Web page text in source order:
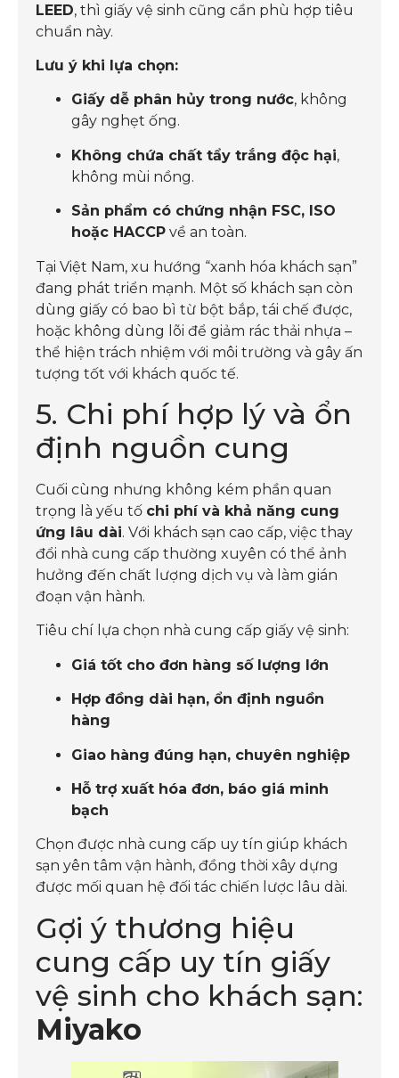
LEED, thì giấy vệ sinh cũng cần phù hợp tiêu
chuẩn này.
Lưu ý khi lựa chọn:
Giấy dễ phân hủy trong nước, không
gây nghẹt ống.
Không chứa chất tẩy trắng độc hại,
không mùi nồng.
Sản phẩm có chứng nhận FSC, ISO
hoặc HACCP về an toàn.
Tại Việt Nam, xu hướng “xanh hóa khách sạn”
đang phát triển mạnh. Một số khách sạn còn
dùng giấy có bao bì từ bột bắp, tái chế được,
hoặc không dùng lõi để giảm rác thải nhựa –
thể hiện trách nhiệm với môi trường và gây ấn
tượng tốt với khách quốc tế.
5. Chi phí hợp lý và ổn
định nguồn cung
Cuối cùng nhưng không kém phần quan
trọng là yếu tố chi phí và khả năng cung
ứng lâu dài. Với khách sạn cao cấp, việc thay
đổi nhà cung cấp thường xuyên có thể ảnh
hưởng đến chất lượng dịch vụ và làm gián
đoạn vận hành.
Tiêu chí lựa chọn nhà cung cấp giấy vệ sinh:
Giá tốt cho đơn hàng số lượng lớn
Hợp đồng dài hạn, ổn định nguồn
hàng
Giao hàng đúng hạn, chuyên nghiệp
Hỗ trợ xuất hóa đơn, báo giá minh
bạch
Chọn được nhà cung cấp uy tín giúp khách
sạn yên tâm vận hành, đồng thời xây dựng
được mối quan hệ đối tác chiến lược lâu dài.
Gợi ý thương hiệu
cung cấp uy tín giấy
vệ sinh cho khách sạn:
Miyako